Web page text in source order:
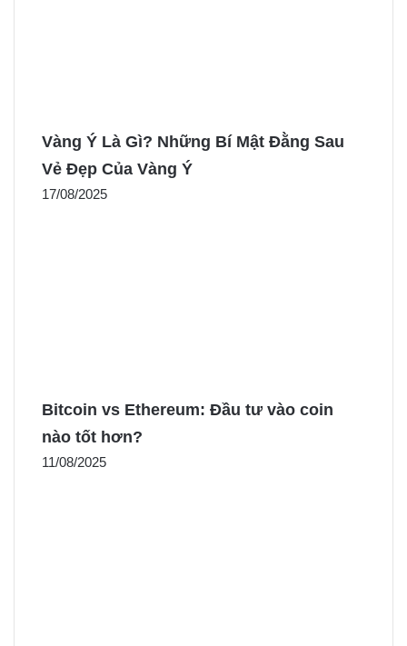
Vàng Ý Là Gì? Những Bí Mật Đằng Sau
Vẻ Đẹp Của Vàng Ý
17/08/2025
Bitcoin vs Ethereum: Đầu tư vào coin
nào tốt hơn?
11/08/2025